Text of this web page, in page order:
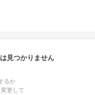
見つかりません
るか
更して